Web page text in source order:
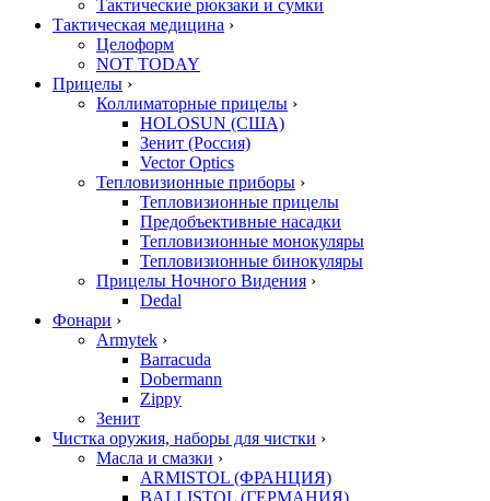
Тактические рюкзаки и сумки
Тактическая медицина ›
Целоформ
NOT TODAY
Прицелы ›
Коллиматорные прицелы ›
HOLOSUN (США)
Зенит (Россия)
Vector Optics
Тепловизионные приборы ›
Тепловизионные прицелы
Предобъективные насадки
Тепловизионные монокуляры
Тепловизионные бинокуляры
Прицелы Ночного Видения ›
Dedal
Фонари ›
Armytek ›
Barracuda
Dobermann
Zippy
Зенит
Чистка оружия, наборы для чистки ›
Масла и смазки ›
ARMISTOL (ФРАНЦИЯ)
BALLISTOL (ГЕРМАНИЯ)